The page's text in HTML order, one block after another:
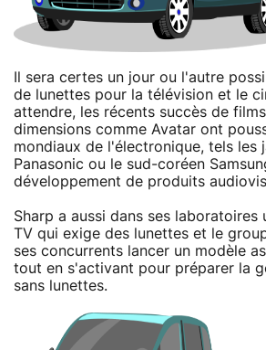
Il sera certes un jour ou l'autre
de lunettes pour la télévision et le
attendre, les récents succès de
dimensions comme Avatar ont
mondiaux de l'électronique, tels les
Panasonic ou le sud-coréen
développement de produits
Sharp a aussi dans ses
TV qui exige des lunettes et le
ses concurrents lancer un modèle
tout en s'activant pour préparer la
sans lunettes.